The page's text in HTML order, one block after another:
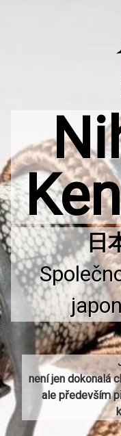
není jen dokonalá
ale především